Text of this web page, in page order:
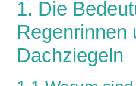
1. Die
Regenrinnen
Dachziegeln